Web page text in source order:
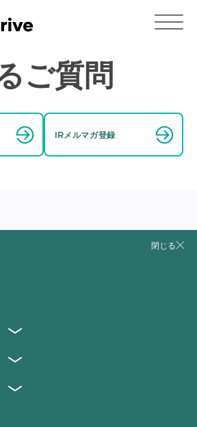
ご質問
IRメルマガ登録
閉じる
てください。
こで確認できますか？